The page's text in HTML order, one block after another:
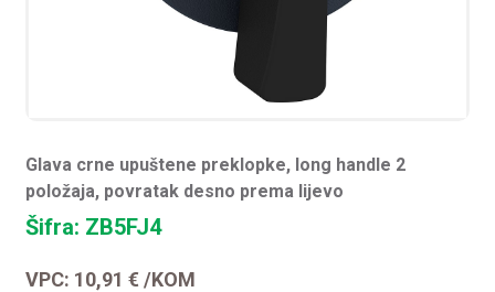
Glava crne upuštene preklopke, long handle 2
položaja, povratak desno prema lijevo
Šifra: ZB5FJ4
VPC: 10,91€ /KOM